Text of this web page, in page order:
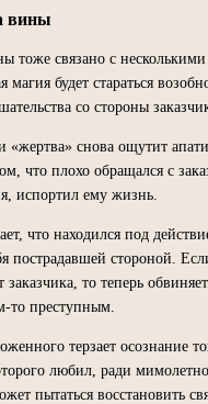
вины
тоже связано с
магия будет стараться
со стороны
«жертва» снова ощутит
что плохо обращался с
испортил ему жизнь.
что находился под
пострадавшей стороной.
то теперь
то преступным.
терзает осознание
любил, ради
пытаться восстановить